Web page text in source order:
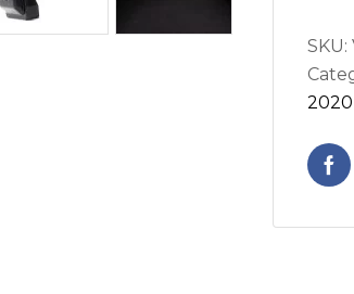
|
RS3
8V
SKU:
2020